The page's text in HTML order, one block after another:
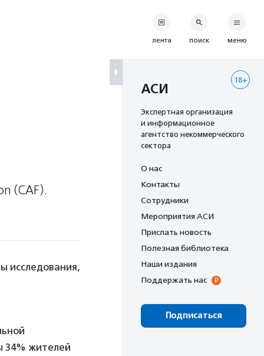
(CAF).
исследования,
34% жителей
лента поиск меню
18+
АСИ
Экспертная организация
и информационное
агентство некоммерческого
сектора
О нас
Контакты
Сотрудники
Мероприятия АСИ
Прислать новость
Полезная библиотека
Наши издания
Поддержать нас
Подписаться